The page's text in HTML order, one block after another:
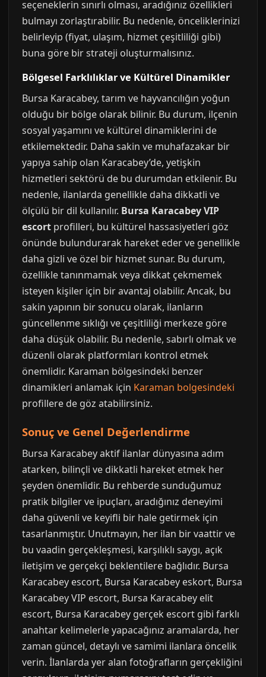
seçeneklerin sınırlı olması, aradığınız özellikleri
bulmayı zorlaştırabilir. Bu nedenle, önceliklerinizi
belirleyip (fiyat, ulaşım, hizmet çeşitliliği gibi)
buna göre bir strateji oluşturmalısınız.
Bölgesel Farklılıklar ve Kültürel Dinamikler
Bursa Karacabey, tarım ve hayvancılığın yoğun
olduğu bir bölge olarak bilinir. Bu durum, ilçenin
sosyal yaşamını ve kültürel dinamiklerini de
etkilemektedir. Daha sakin ve muhafazakar bir
yapıya sahip olan Karacabey’de, yetişkin
hizmetleri sektörü de bu durumdan etkilenir. Bu
nedenle, ilanlarda genellikle daha dikkatli ve
ölçülü bir dil kullanılır. Bursa Karacabey VIP
escort profilleri, bu kültürel hassasiyetleri göz
önünde bulundurarak hareket eder ve genellikle
daha gizli ve özel bir hizmet sunar. Bu durum,
özellikle tanınmamak veya dikkat çekmemek
isteyen kişiler için bir avantaj olabilir. Ancak, bu
sakin yapının bir sonucu olarak, ilanların
güncellenme sıklığı ve çeşitliliği merkeze göre
daha düşük olabilir. Bu nedenle, sabırlı olmak ve
düzenli olarak platformları kontrol etmek
önemlidir. Karaman bölgesindeki benzer
dinamikleri anlamak için Karaman bolgesindeki
profillere de göz atabilirsiniz.
Sonuç ve Genel Değerlendirme
Bursa Karacabey aktif ilanlar dünyasına adım
atarken, bilinçli ve dikkatli hareket etmek her
şeyden önemlidir. Bu rehberde sunduğumuz
pratik bilgiler ve ipuçları, aradığınız deneyimi
daha güvenli ve keyifli bir hale getirmek için
tasarlanmıştır. Unutmayın, her ilan bir vaattir ve
bu vaadin gerçekleşmesi, karşılıklı saygı, açık
iletişim ve gerçekçi beklentilere bağlıdır. Bursa
Karacabey escort, Bursa Karacabey eskort, Bursa
Karacabey VIP escort, Bursa Karacabey elit
escort, Bursa Karacabey gerçek escort gibi farklı
anahtar kelimelerle yapacağınız aramalarda, her
zaman güncel, detaylı ve samimi ilanlara öncelik
verin. İlanlarda yer alan fotoğrafların gerçekliğini